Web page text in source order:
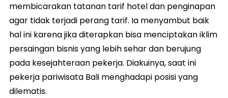
membicarakan tatanan tarif hotel dan penginapan
agar tidak terjadi perang tarif. Ia menyambut baik
hal ini karena jika diterapkan bisa menciptakan iklim
persaingan bisnis yang lebih sehar dan berujung
pada kesejahteraan pekerja. Diakuinya, saat ini
pekerja pariwisata Bali menghadapi posisi yang
dilematis.